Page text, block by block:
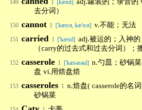
149 1 [kænd]
去分词）
150 cannot 1 ['kænɔt, kæ'nɔt] v.不能；无法
151 carried 1 ['kærid] adj.被运的；入神
（carry的过去式和过去分词）；
152 casserole 1 ['kæsərəul] n.勺皿；砂锅
盘 vi.用焙盘焙
153 casseroles 1 n.焙盘( casserole的名
砂锅菜